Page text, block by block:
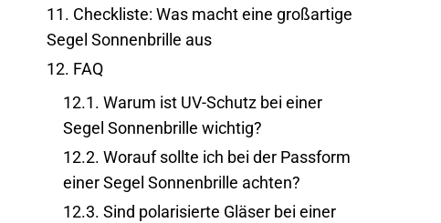
11. Checkliste: Was macht eine großartige
Segel Sonnenbrille aus
12. FAQ
12.1. Warum ist UV-Schutz bei einer
Segel Sonnenbrille wichtig?
12.2. Worauf sollte ich bei der Passform
einer Segel Sonnenbrille achten?
12.3. Sind polarisierte Gläser bei einer